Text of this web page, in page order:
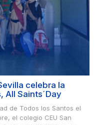
celebra la
All Saints´Day
de Todos los Santos el
el colegio CEU San